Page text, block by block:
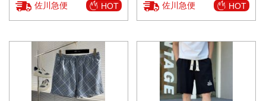
佐川急便 HOT 佐川急便 HOT